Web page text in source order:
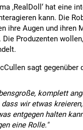
‚RealDoll‘ hat eine
kann. Die
ihre Augen und ihren
Produzenten
sagt gegenüber
komplett
dass wir etwas
entgegen halten
eine Rolle."